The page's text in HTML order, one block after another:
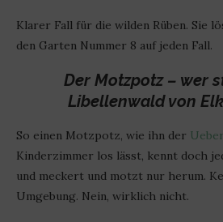
Klarer Fall für die wilden Rüben. Sie
den Garten Nummer 8 auf jeden Fall.
Der Motzpotz – wer
Libellenwald von
So einen Motzpotz, wie ihn der
Kinderzimmer los lässt, kennt doch
und meckert und motzt nur herum.
Umgebung. Nein, wirklich nicht.